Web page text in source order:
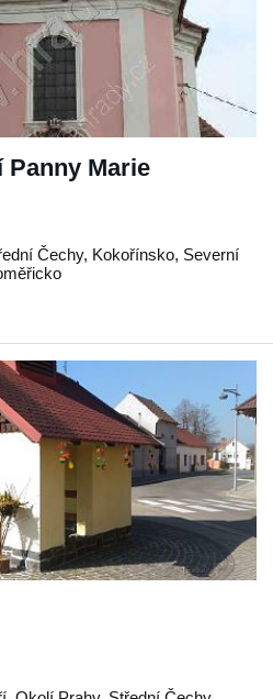
Panny Marie
Čechy, Kokořínsko, Severní